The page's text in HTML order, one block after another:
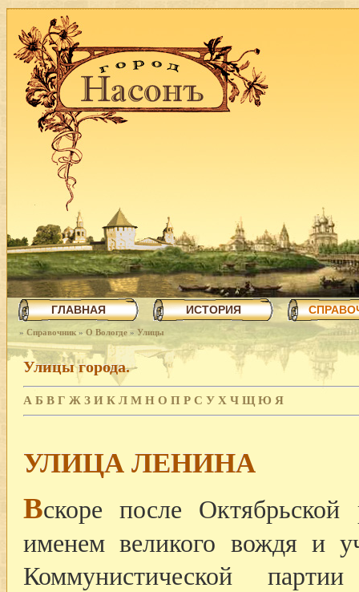
ГЛАВНАЯ ИСТОРИЯ
» Справочник » О Вологде » Улицы
Улицы города.
А Б В Г Ж З И К Л М Н О П Р С У Х Ч Щ Ю Я
УЛИЦА ЛЕНИНА
Вскоре после
именем великого вождя и
Коммунистической